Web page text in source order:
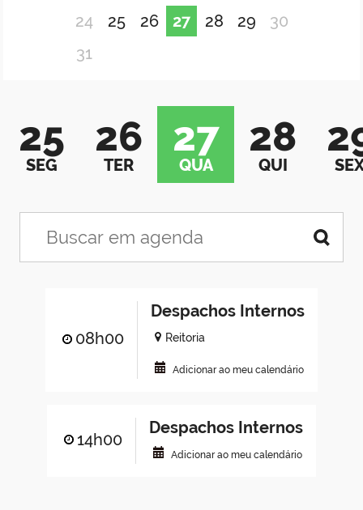
24
25 26 27 28 29
30
31
25
SEG
26
TER
27
QUA
28
QUI
08h00
Despachos Internos
Reitoria
Adicionar ao meu calendário
14h00
Despachos Internos
Adicionar ao meu calendário